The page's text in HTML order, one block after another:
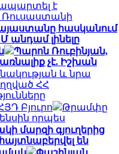
է
Ռուսաստանի
հասկանում
անդամ լինելը
Պարոն Ռուբինյան,
չէ. Իշխան
և նրա
ՀՀ
Բյուրո
Թրամփը
որպես
մարզի գյուղերից
են